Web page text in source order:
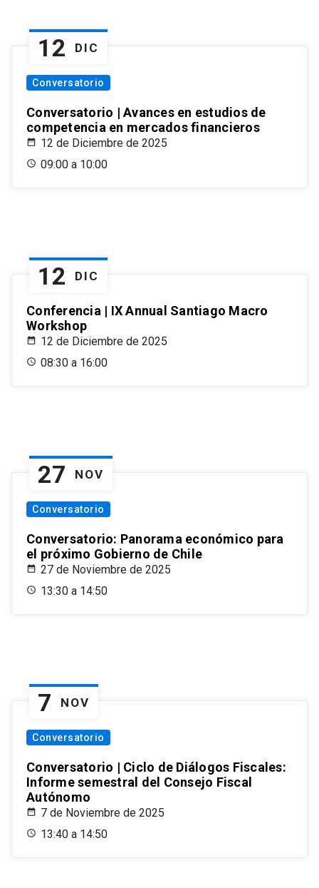
12 DIC
Conversatorio
Conversatorio | Avances en estudios de
competencia en mercados financieros
12 de Diciembre de 2025
09:00 a 10:00
12 DIC
Conferencia | IX Annual Santiago Macro
Workshop
12 de Diciembre de 2025
08:30 a 16:00
27 NOV
Conversatorio
Conversatorio: Panorama económico para
el próximo Gobierno de Chile
27 de Noviembre de 2025
13:30 a 14:50
7 NOV
Conversatorio
Conversatorio | Ciclo de Diálogos Fiscales:
Informe semestral del Consejo Fiscal
Autónomo
7 de Noviembre de 2025
13:40 a 14:50